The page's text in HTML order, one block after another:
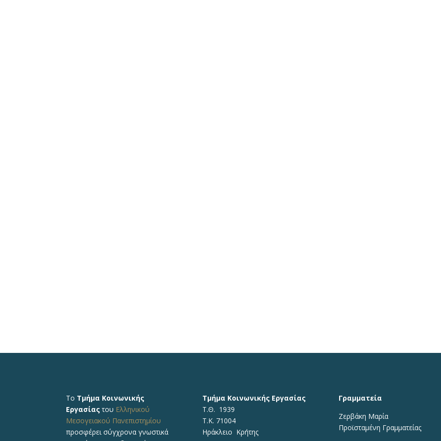
Το Τμήμα Κοινωνικής
Εργασίαςτου Ελληνικού
Μεσογειακού Πανεπιστημίου
προσφέρει σύγχρονα γνωστικά
Τμήμα Κοινωνικής Εργασίας
Τ.Θ. 1939
Τ.Κ. 71004
Ηράκλειο Κρήτης
Γραμματεία
Ζερβάκη Μαρία
Προϊσταμένη Γραμματείας